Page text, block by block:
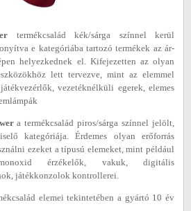
termékcsalád kék/sárga színnel kerül
e kategóriába tartozó termékek az ár-
helyezkednek el. Kifejezetten az olyan
lett tervezve, mint az elemmel
vezetéknélküli egerek, elemes
a termékcsalád piros/sárga színnel jelölt,
kategóriája. Érdemes olyan erőforrás
ezeket a típusú elemeket, mint például
monoxid érzékelők, vakuk, digitális
játékkonzolok kontrollerei.
elemei tekintetében a gyártó 10 év